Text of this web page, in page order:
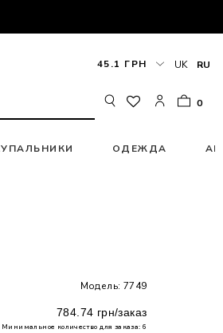
45.1 ГРН UK RU
0
ОДЕЖДА
Модель: 7749
784.74 грн/заказ
Минимальное количество для заказа: 6